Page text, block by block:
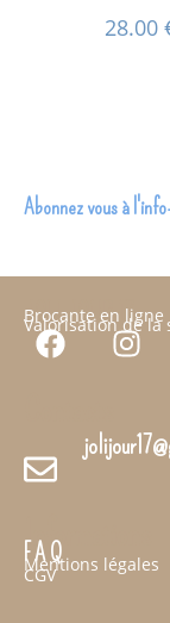
28.00
Abonnez vous à
JOLI JOUR 17
Brocante en ligne
Valorisation de la
Informations
F A Q
Mentions légales
CGV